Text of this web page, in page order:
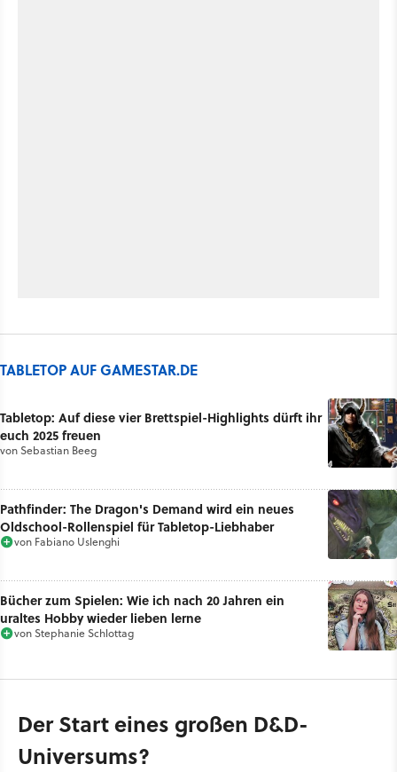
TABLETOP AUF GAMESTAR.DE
Tabletop: Auf diese vier Brettspiel-Highlights dürft ihr
euch 2025 freuen
vonSebastian Beeg
Pathfinder: The Dragon's Demand wird ein neues
Oldschool-Rollenspiel für Tabletop-Liebhaber
von Fabiano Uslenghi
Bücher zum Spielen: Wie ich nach 20 Jahren ein
uraltes Hobby wieder lieben lerne
vonStephanie Schlottag
Der Start eines großen D&D-
Universums?